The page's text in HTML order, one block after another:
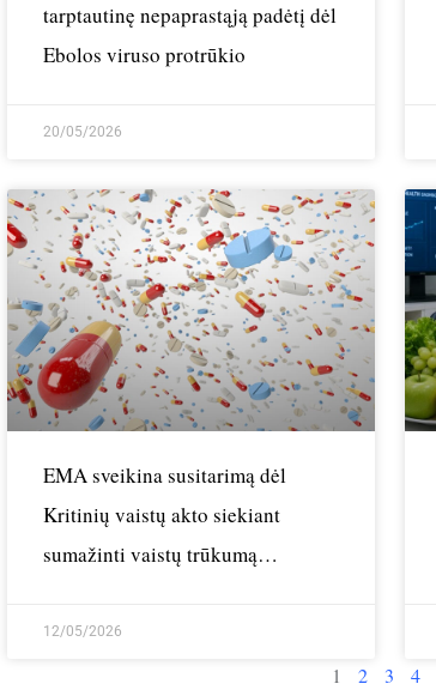
tarptautinę nepaprastąją padėtį dėl
Ebolos viruso protrūkio
20/05/2026
EMA sveikina susitarimą dėl
Kritinių vaistų akto siekiant
sumažinti vaistų trūkumą
12/05/2026
1 2 3 4